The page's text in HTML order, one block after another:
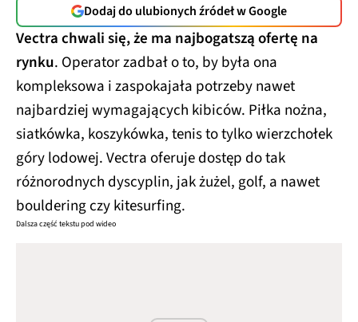
Dodaj do ulubionych źródeł w Google
Vectra chwali się, że ma najbogatszą ofertę na
rynku. Operator zadbał o to, by była ona
kompleksowa i zaspokajała potrzeby nawet
najbardziej wymagających kibiców. Piłka nożna,
siatkówka, koszykówka, tenis to tylko wierzchołek
góry lodowej. Vectra oferuje dostęp do tak
różnorodnych dyscyplin, jak żużel, golf, a nawet
bouldering czy kitesurfing.
Dalsza część tekstu pod wideo